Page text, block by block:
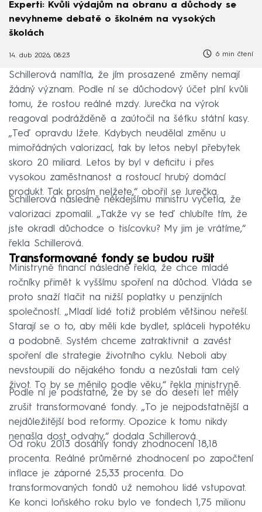
Experti: Kvůli výdajům na obranu a důchody se
nevyhneme debatě o školném na vysokých
školách
14. dub 2026, 08:23 6 min čtení
Schillerová namítla, že jím prosazené změny nemají
žádný význam. Podle ní se důchodový účet plní kvůli
tomu, že rostou reálné mzdy. Jurečka na výrok
reagoval podrážděně a zaútočil na šéfku státní kasy.
„Teď opravdu lžete. Kdybych neudělal změnu u
mimořádných valorizací, tak by letos nebyl přebytek
skoro 20 miliard. Letos by byl v deficitu i přes
vysokou zaměstnanost a rostoucí hrubý domácí
produkt. Tak prosím nelžete,“ obořil se Jurečka.
Schillerová následně někdejšímu ministru vyčetla, že
valorizaci zpomalil. „Takže vy se teď chlubíte tím, že
jste okradl důchodce o tisícovku? My jim je vrátíme,“
řekla Schillerová.
Transformované fondy se budou rušit
Ministryně financí následně řekla, že chce mladé
ročníky přimět k vyššímu spoření na důchod. Vláda se
proto snaží tlačit na nižší poplatky u penzijních
společností. „Mladí lidé totiž problém většinou neřeší.
Starají se o to, aby měli kde bydlet, spláceli hypotéku
a podobně. Systém chceme zatraktivnit a zavést
spoření dle strategie životního cyklu. Neboli aby
nevstoupili do nějakého fondu a nezůstali tam celý
život. To by se měnilo podle věku,“ řekla ministryně.
Podle ní je podstatné, že by se do deseti let měly
zrušit transformované fondy. „To je nejpodstatnější a
nejdůležitější bod reformy. Opozice k tomu nikdy
nenašla dost odvahy,“ dodala Schillerová.
Od roku 2013 dosáhly fondy zhodnocení 18,18
procenta. Reálné průměrné zhodnocení po započtení
inflace je záporné 25,33 procenta. Do
transformovaných fondů už nemohou lidé vstupovat.
Ke konci loňského roku bylo ve fondech 1,75 milionu